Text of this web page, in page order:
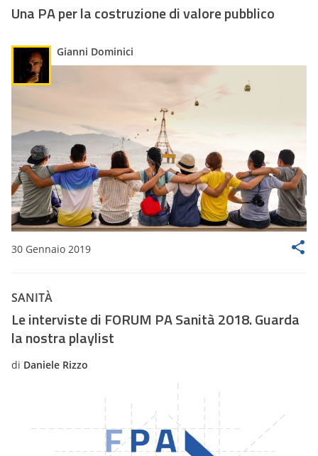
Una PA per la costruzione di valore pubblico
Gianni Dominici
30 Gennaio 2019
SANITÀ
Le interviste di FORUM PA Sanità 2018. Guarda
la nostra playlist
di Daniele Rizzo